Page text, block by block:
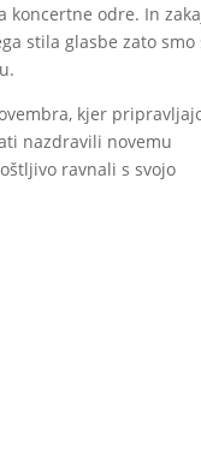
koncertne odre. In
stila glasbe zato smo
kjer
nazdravili novemu
ravnali s svojo